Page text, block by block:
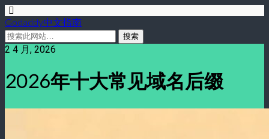
Godaddy中文指南
2 4 月, 2026
2026年十大常见域名后缀